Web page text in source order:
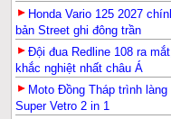
Honda Vario 125 2027
bản Street ghi đông trần
Đội đua Redline 108 ra
khắc nghiệt nhất châu Á
Moto Đồng Tháp trình
Super Vetro 2 in 1